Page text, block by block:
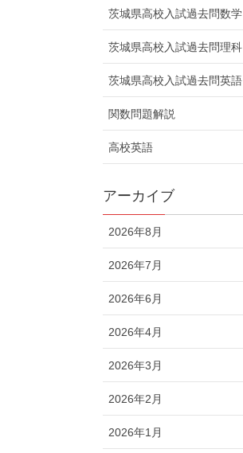
茨城県高校入試過去問数学
茨城県高校入試過去問理科
茨城県高校入試過去問英語
関数問題解説
高校英語
アーカイブ
2026年8月
2026年7月
2026年6月
2026年4月
2026年3月
2026年2月
2026年1月